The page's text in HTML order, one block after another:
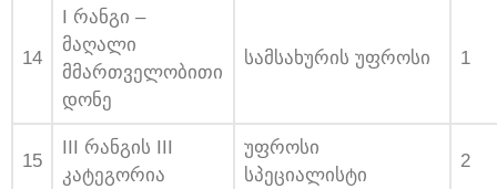
14
I რანგი –
მაღალი
მმართველობითი
დონე
სამსახურის უფროსი 1
15
III რანგის III
კატეგორია
უფროსი
სპეციალისტი
2